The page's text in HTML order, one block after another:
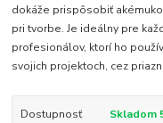
dokáže prispôsobiť
pri tvorbe. Je ideálny pre
profesionálov, ktorí ho
svojich projektoch, cez
Dostupnosť
Skladom